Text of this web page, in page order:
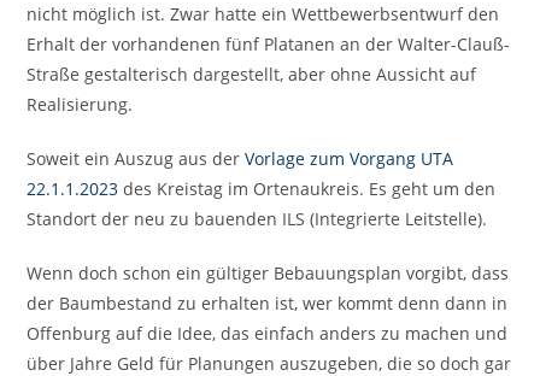
nicht möglich ist. Zwar hatte ein Wettbewerbsentwurf den
Erhalt der vorhandenen fünf Platanen an der Walter-Clauß-
Straße gestalterisch dargestellt, aber ohne Aussicht auf
Realisierung.
Soweit ein Auszug aus derVorlage zum Vorgang UTA
22.1.1.2023 des Kreistag im Ortenaukreis. Es geht um den
Standort der neu zu bauenden ILS (Integrierte Leitstelle).
Wenn doch schon ein gültiger Bebauungsplan vorgibt, dass
der Baumbestand zu erhalten ist, wer kommt denn dann in
Offenburg auf die Idee, das einfach anders zu machen und
über Jahre Geld für Planungen auszugeben, die so doch gar